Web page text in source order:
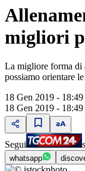
migliori
La migliore forma di
possiamo orientare
18 Gen 2019 - 18:49
18 Gen 2019 - 18:49
Segui
whatsapp